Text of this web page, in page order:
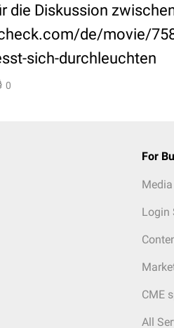
die Diskussion
de/movie/
sich-durchleuchten
0
For
Login
CME
All